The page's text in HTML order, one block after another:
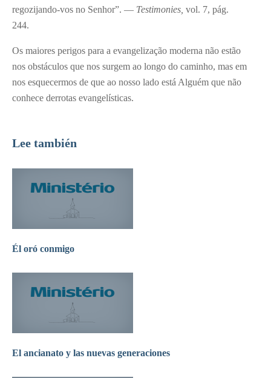
regozijando-vos no Senhor”. — Testimonies, vol. 7, pág.
244.
Os maiores perigos para a evangelização moderna não estão
nos obstáculos que nos surgem ao longo do caminho, mas em
nos esquecermos de que ao nosso lado está Alguém que não
conhece derrotas evangelísticas.
Lee también
Él oró conmigo
El ancianato y las nuevas generaciones